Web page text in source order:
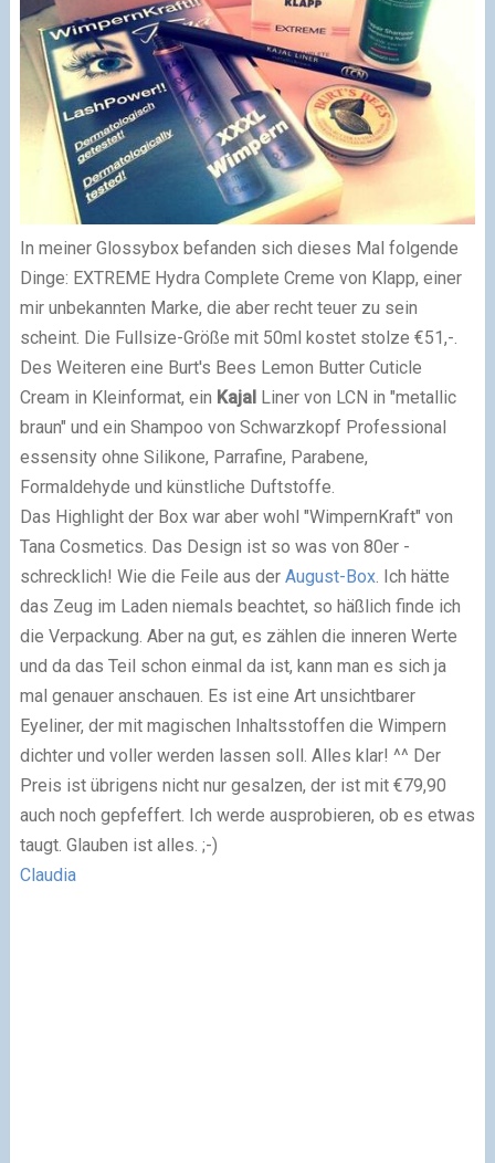
In meiner Glossybox befanden sich dieses Mal folgende
Dinge: EXTREME Hydra Complete Creme von Klapp, einer
mir unbekannten Marke, die aber recht teuer zu sein
scheint. Die Fullsize-Größe mit 50ml kostet stolze €51,-.
Des Weiteren eine Burt's Bees Lemon Butter Cuticle
Cream in Kleinformat, ein KajalLiner von LCN in "metallic
braun" und ein Shampoo von Schwarzkopf Professional
essensity ohne Silikone, Parrafine, Parabene,
Formaldehyde und künstliche Duftstoffe.
Das Highlight der Box war aber wohl "WimpernKraft" von
Tana Cosmetics. Das Design ist so was von 80er -
schrecklich! Wie die Feile aus der August-Box. Ich hätte
das Zeug im Laden niemals beachtet, so häßlich finde ich
die Verpackung. Aber na gut, es zählen die inneren Werte
und da das Teil schon einmal da ist, kann man es sich ja
mal genauer anschauen. Es ist eine Art unsichtbarer
Eyeliner, der mit magischen Inhaltsstoffen die Wimpern
dichter und voller werden lassen soll. Alles klar! ^^ Der
Preis ist übrigens nicht nur gesalzen, der ist mit €79,90
auch noch gepfeffert. Ich werde ausprobieren, ob es etwas
taugt. Glauben ist alles. ;-)
Claudia